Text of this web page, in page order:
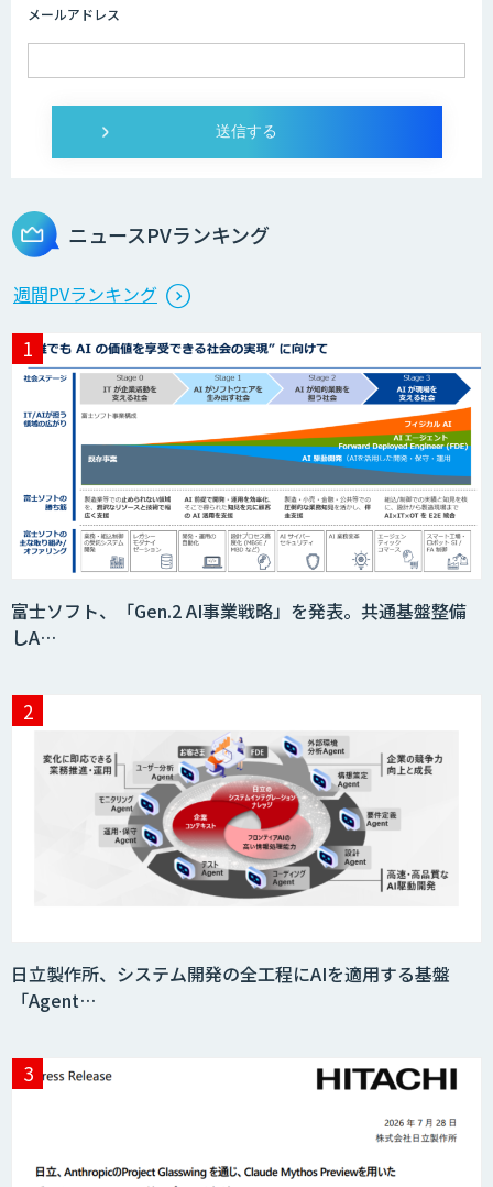
SELFBOT AIエージェント
製造業特化型オーダーメイドAI開発（知
財/FMEA/電気回路/CAD/外観検査）
異常検知AI
需要予測＋業務最適化AIシステム
『KISS』
imprai ezCheck
miibo
ニーズを理解する対話型AIエージェント
メールアドレス
ニュースPVランキング
週間PVランキング
富士ソフト、「Gen.2 AI事業戦略」を発表。共通基盤整備
しA…
日立製作所、システム開発の全工程にAIを適用する基盤
「Agent…